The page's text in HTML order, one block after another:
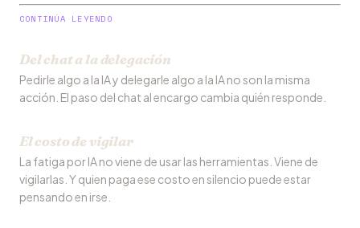
CONTINÚA LEYENDO
Del chat a la delegación
Pedirle algo a la IA y delegarle algo a la IA no son la misma
acción. El paso del chat al encargo cambia quién responde.
El costo de vigilar
La fatiga por IA no viene de usar las herramientas. Viene de
vigilarlas. Y quien paga ese costo en silencio puede estar
pensando en irse.